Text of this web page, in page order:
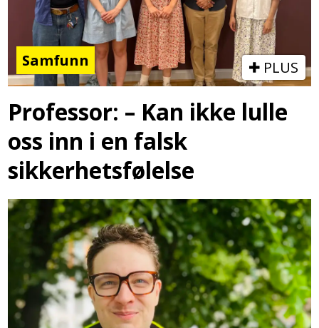
Samfunn PLUS
Professor: – Kan ikke lulle
oss inn i en falsk
sikkerhetsfølelse